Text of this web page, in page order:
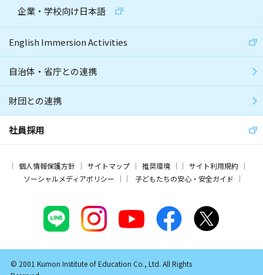
企業・学校向け日本語
English Immersion Activities
自治体・省庁との連携
財団との連携
社員採用
個人情報保護方針 サイトマップ 推奨環境
サイト利用規約
ソーシャルメディアポリシー
子どもたちの安心・安全ガイド
© 2001 Kumon Institute of Education Co., Ltd. All Rights